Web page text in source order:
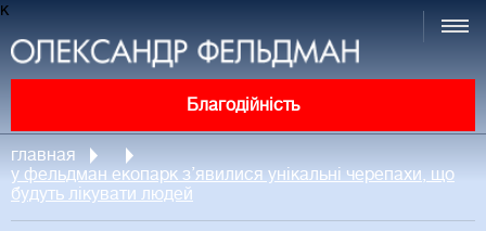
к
Благодійність
главная
у фельдман екопарк з’явилися унікальні черепахи, що
будуть лікувати людей